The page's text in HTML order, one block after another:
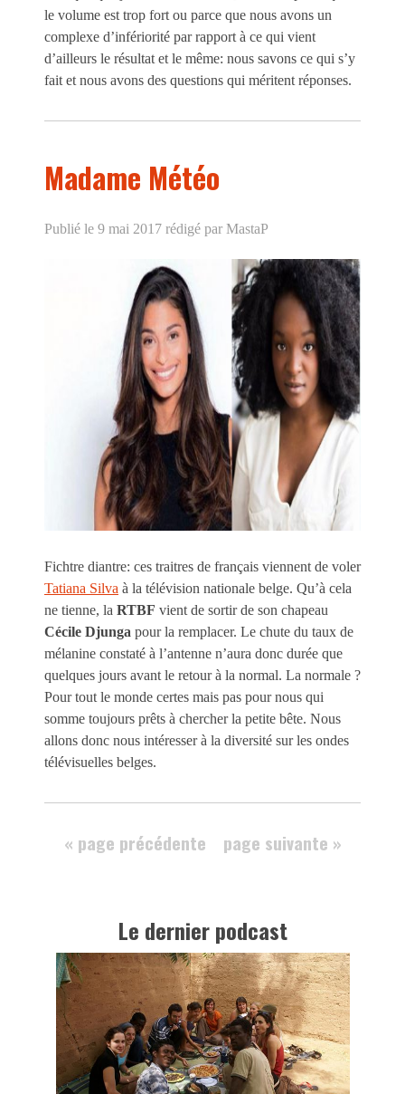
le volume est trop fort ou parce que nous avons un
complexe d’infériorité par rapport à ce qui vient
d’ailleurs le résultat et le même: nous savons ce qui s’y
fait et nous avons des questions qui méritent réponses.
Madame Météo
Publié le 9 mai 2017 rédigé par MastaP
Fichtre diantre: ces traitres de français viennent de voler
Tatiana Silva à la télévision nationale belge. Qu’à cela
ne tienne, la RTBF vient de sortir de son chapeau
Cécile Djunga pour la remplacer. Le chute du taux de
mélanine constaté à l’antenne n’aura donc durée que
quelques jours avant le retour à la normal. La normale ?
Pour tout le monde certes mais pas pour nous qui
somme toujours prêts à chercher la petite bête. Nous
allons donc nous intéresser à la diversité sur les ondes
télévisuelles belges.
« page précédente page suivante »
Le dernier podcast